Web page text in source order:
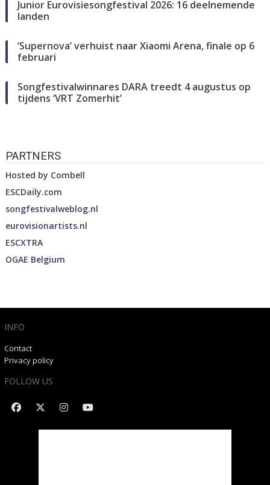
Junior Eurovisiesongfestival 2026: 16 deelnemende
landen
‘Supernova’ verhuist naar Xiaomi Arena, finale op 6
februari
Songfestivalwinnares DARA treedt 4 augustus op
tijdens ‘VRT Zomerhit’
PARTNERS
Hosted by Combell
ESCDaily.com
songfestivalweblog.nl
eurovisionartists.nl
ESCXTRA
OGAE Belgium
INFO
Contact
Privacy policy
FOLLOW US